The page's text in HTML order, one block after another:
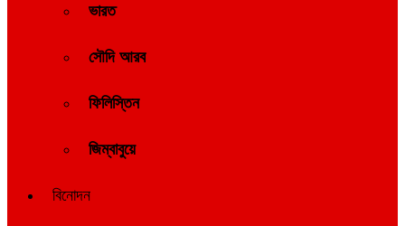
ভারত
সৌদি আরব
ফিলিস্তিন
জিম্বাবুয়ে
বিনোদন